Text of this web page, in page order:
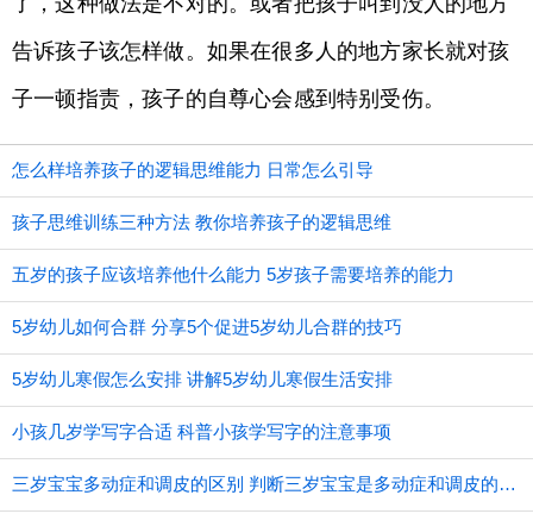
告诉孩子该怎样做。如果在很多人的地方家长就对孩
子一顿指责，孩子的自尊心会感到特别受伤。
怎么样培养孩子的逻辑思维能力 日常怎么引导
孩子思维训练三种方法 教你培养孩子的逻辑思维
五岁的孩子应该培养他什么能力 5岁孩子需要培养的能力
5岁幼儿如何合群 分享5个促进5岁幼儿合群的技巧
5岁幼儿寒假怎么安排 讲解5岁幼儿寒假生活安排
小孩几岁学写字合适 科普小孩学写字的注意事项
三岁宝宝多动症和调皮的区别 判断三岁宝宝是多动症和调皮的方法